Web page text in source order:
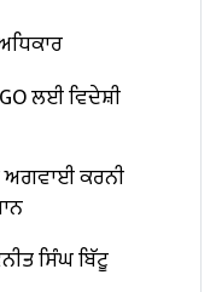
ਲਈ ਵਿਦੇਸ਼ੀ
ਅਗਵਾਈ ਕਰਨੀ
ਸਿੰਘ ਬਿੱਟੂ